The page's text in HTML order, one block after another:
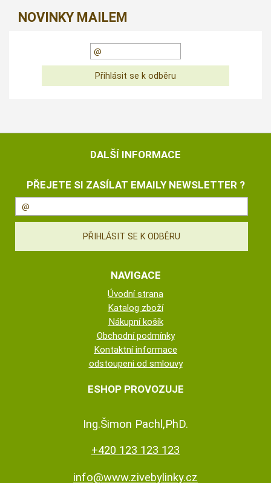
NOVINKY MAILEM
DALŠÍ INFORMACE
PŘEJETE SI ZASÍLAT EMAILY NEWSLETTER ?
NAVIGACE
Úvodní strana
Katalog zboží
Nákupní košík
Obchodní podmínky
Kontaktní informace
odstoupeni od smlouvy
ESHOP PROVOZUJE
Ing.Šimon Pachl,PhD.
+420 123 123 123
info@www.zivebylinky.cz